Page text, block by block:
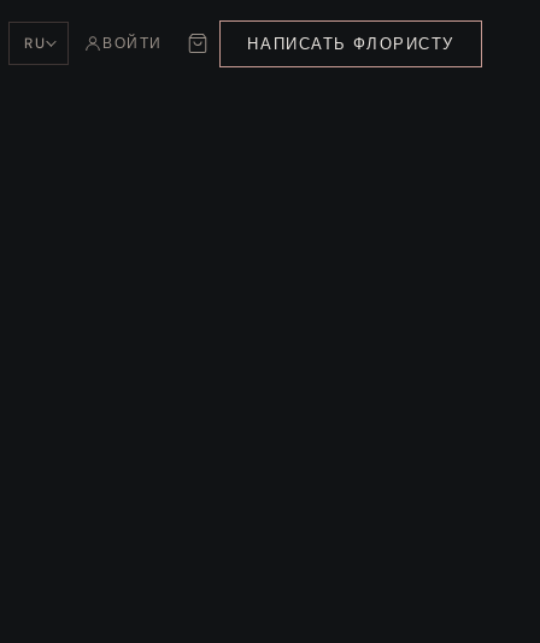
RU ВОЙТИ НАПИСАТЬ ФЛОРИСТУ